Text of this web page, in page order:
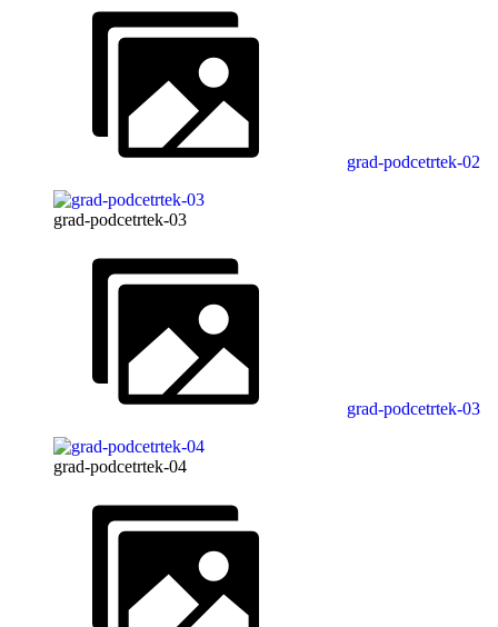
grad-podcetrtek-02
grad-podcetrtek-03
grad-podcetrtek-03
grad-podcetrtek-04